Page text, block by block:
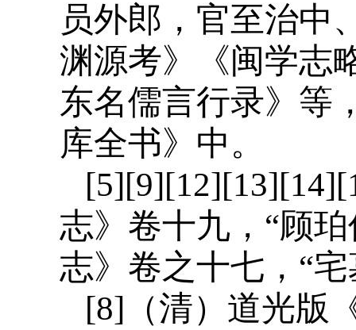
员外郎，官至治中
渊源考》《闽学志
东名儒言行录》等
库全书》中。
志》卷十九，“顾
志》卷之十七，“
[8]（清）道光版